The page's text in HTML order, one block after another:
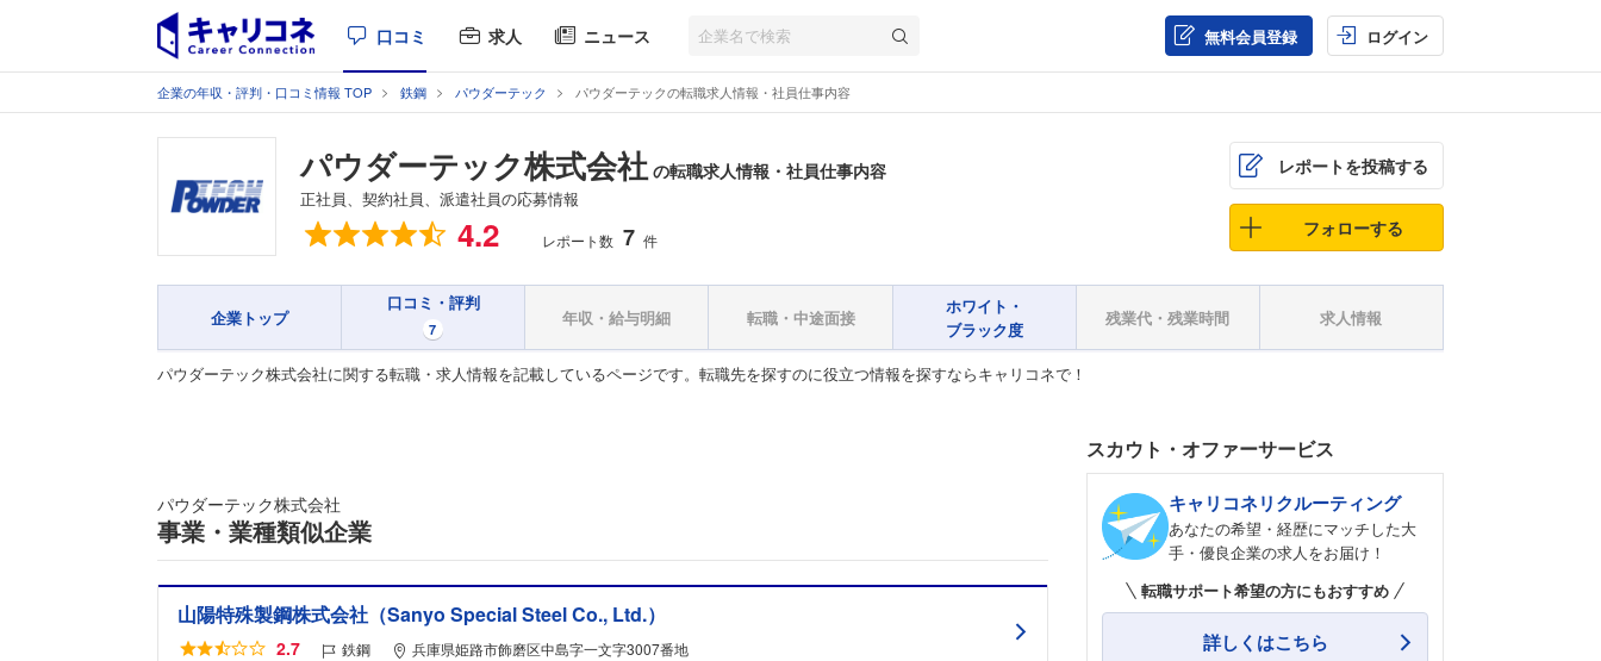
口コミ 求人 ニュース 無料会員登録 ログイン
企業の年収・評判・口コミ情報 TOP 鉄鋼 パウダーテック パウダーテックの転職求人情報・社員仕事内容
パウダーテック株式会社 の転職求人情報・社員仕事内容
正社員、契約社員、派遣社員の応募情報
総合評価 4.2 レポート数 7 件
レポートを投稿する
フォローする
企業トップ
口コミ・評判
7
年収・給与明細 転職・中途面接
ホワイト・
ブラック度
残業代・残業時間 求人情報
パウダーテック株式会社に関する転職・求人情報を記載しているページです。転職先を探すのに役立つ情報を探すならキャリコネで！
パウダーテック株式会社
事業・業種類似企業
山陽特殊製鋼株式会社（Sanyo Special Steel Co., Ltd.）
2.7 鉄鋼 兵庫県姫路市飾磨区中島字一文字3007番地
スカウト・オファーサービス
キャリコネリクルーティング
あなたの希望・経歴にマッチした大
手・優良企業の求人をお届け！
転職サポート希望の方にもおすすめ
詳しくはこちら